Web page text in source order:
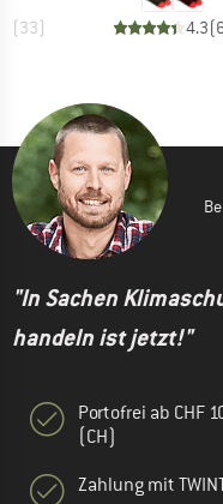
(33) 4.3(
"In Sachen
handeln ist jetzt!"
Portofrei ab CHF
(CH)
Zahlung mit